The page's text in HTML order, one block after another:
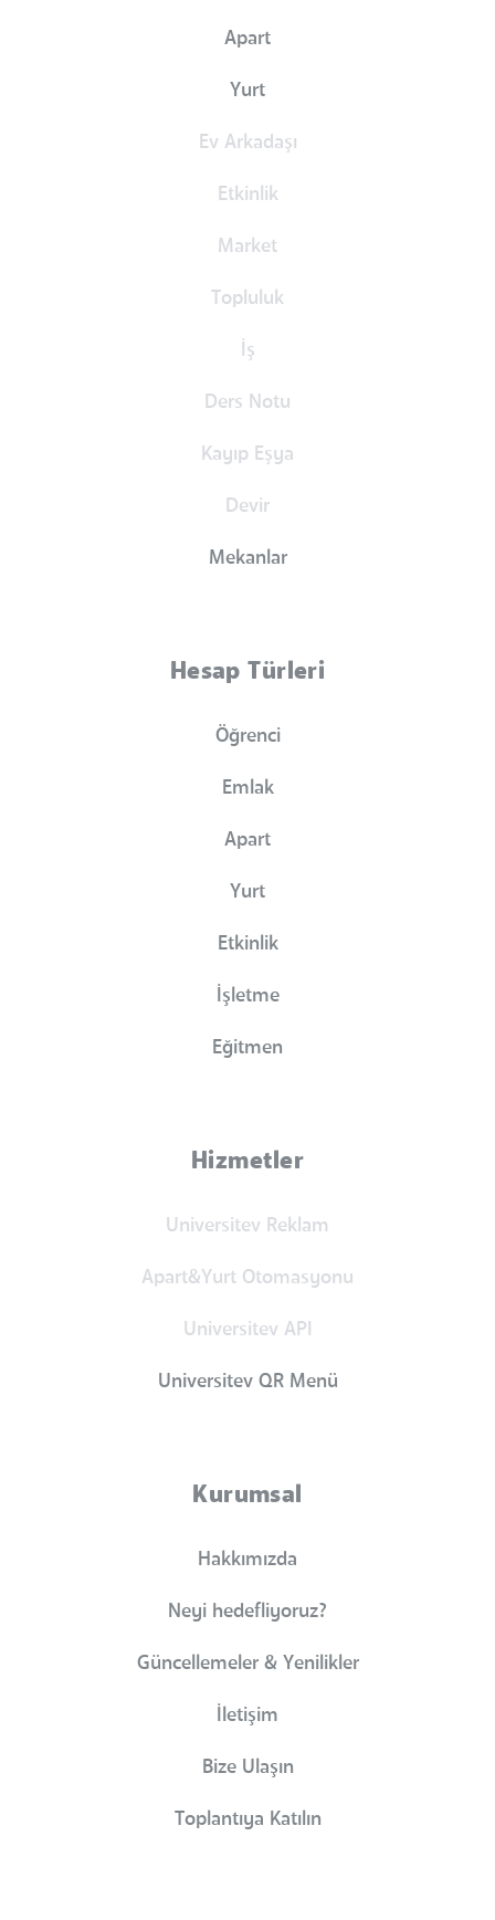
Apart
Yurt
Ev Arkadaşı
Etkinlik
Market
Topluluk
İş
Ders Notu
Kayıp Eşya
Devir
Mekanlar
Hesap Türleri
Öğrenci
Emlak
Apart
Yurt
Etkinlik
İşletme
Eğitmen
Hizmetler
Universitev Reklam
Apart&Yurt Otomasyonu
Universitev API
Universitev QR Menü
Kurumsal
Hakkımızda
Neyi hedefliyoruz?
Güncellemeler & Yenilikler
İletişim
Bize Ulaşın
Toplantıya Katılın